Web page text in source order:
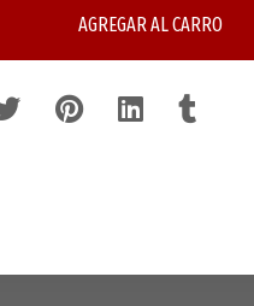
AGREGAR AL CARRO